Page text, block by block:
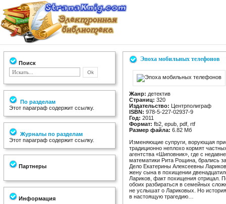
Поиск
По разделам
Этот параграф содержит ссылку.
Журналы по разделам
Этот параграф содержит ссылку.
Партнеры
Информация
Эпоха мобильных телефонов
Жанр: детектив
Страниц: 320
Издательство: Центрполиграф
ISBN: 978-5-227-02937-9
Год: 2011
Формат: fb2, epub, pdf, rtf
Размер файла: 6.82 Мб
Изменяющие супруги, ворующая
традиционно неплохо кормят
агентства «Шиповник», где с
математики Рита Рощина, брались
Дело Екатерины Алексеевны
жену сына в похищении
Лариков, факт похищения отрицал.
обоих разбираться в семейных
не услышат о Лариковых. Но
в настоящую трагедию…